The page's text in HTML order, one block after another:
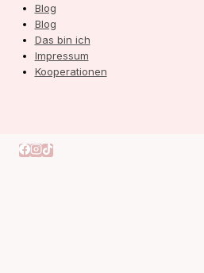
Blog
Blog
Das bin ich
Impressum
Kooperationen